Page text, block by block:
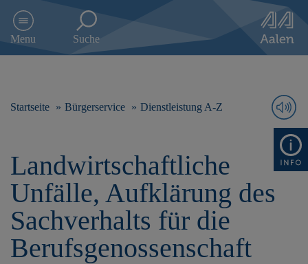
e
Menu Suche
Startseite Bürgerservice Dienstleistung A-Z
Landwirtschaftliche
Unfälle, Aufklärung des
Sachverhalts für die
Berufsgenossenschaft